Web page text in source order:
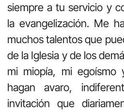
siempre a tu servicio y
la evangelización. Me
muchos talentos que
de la Iglesia y de los
mi miopía, mi egoísmo
hagan avaro,
invitación que